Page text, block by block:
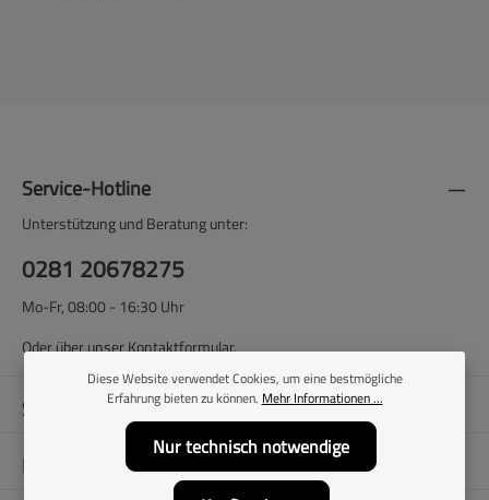
Service-Hotline
Unterstützung und Beratung unter:
0281 20678275
Mo-Fr, 08:00 - 16:30 Uhr
Oder über unserKontaktformular.
Shop-Service
Filialen
Diese Website verwendet Cookies, um eine bestmögliche
Erfahrung bieten zu können. Mehr Informationen ...
Nur technisch notwendige